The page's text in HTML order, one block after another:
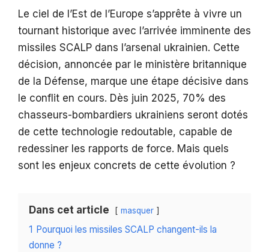
Le ciel de l’Est de l’Europe s’apprête à vivre un
tournant historique avec l’arrivée imminente des
missiles SCALP dans l’arsenal ukrainien. Cette
décision, annoncée par le ministère britannique
de la Défense, marque une étape décisive dans
le conflit en cours. Dès juin 2025, 70% des
chasseurs-bombardiers ukrainiens seront dotés
de cette technologie redoutable, capable de
redessiner les rapports de force. Mais quels
sont les enjeux concrets de cette évolution ?
Dans cet article masquer
1 Pourquoi les missiles SCALP changent-ils la
donne ?